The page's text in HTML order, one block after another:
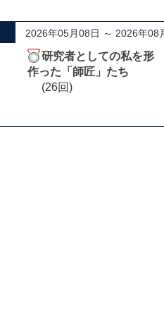
2026年05月08日 ～ 2026年08
研究者としての私を形
作った「師匠」たち
(26回)